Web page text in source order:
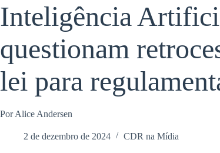
Inteligência
questionam
lei para
Por Alice Andersen
2 de dezembro de 2024 CDR na Mídia